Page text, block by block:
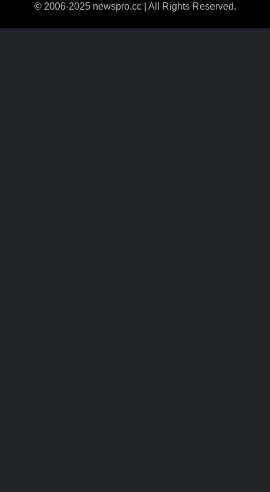
© 2006-2025 newspro.cc | All Rights Reserved.